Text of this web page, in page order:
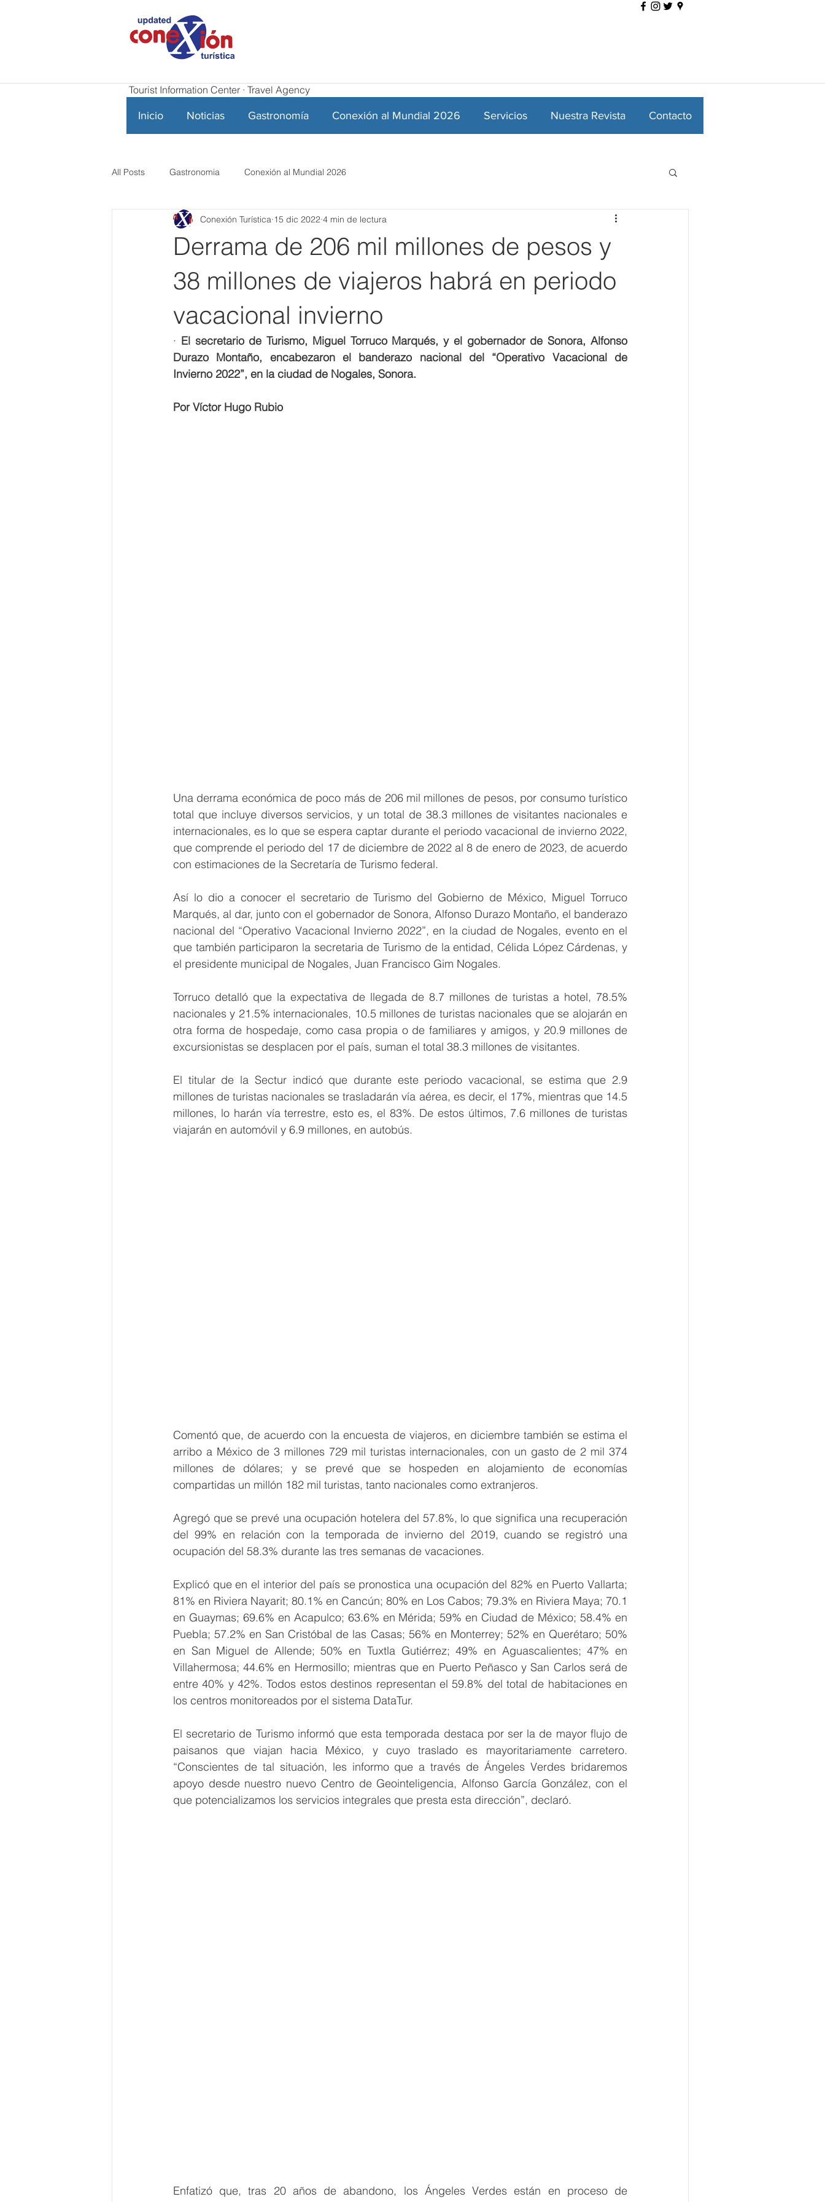
Tourist Information Center · Travel Agency
Inicio Noticias Gastronomía Conexión al Mundial 2026 Servicios Nuestra Revista Contacto
All Posts Gastronomia Conexión al Mundial 2026
Derrama de 206 mil millones de pesos y
38 millones de viajeros habrá en periodo
vacacional invierno
Conexión Turística 15 dic 2022 4 min de lectura
· El secretario de Turismo, Miguel Torruco Marqués, y el gobernador de Sonora, Alfonso
Durazo Montaño, encabezaron el banderazo nacional del “Operativo Vacacional de
Invierno 2022”, en la ciudad de Nogales, Sonora.
Por Víctor Hugo Rubio
Una derrama económica de poco más de 206 mil millones de pesos, por consumo turístico
total que incluye diversos servicios, y un total de 38.3 millones de visitantes nacionales e
internacionales, es lo que se espera captar durante el periodo vacacional de invierno 2022,
que comprende el periodo del 17 de diciembre de 2022 al 8 de enero de 2023, de acuerdo
con estimaciones de la Secretaría de Turismo federal.
Así lo dio a conocer el secretario de Turismo del Gobierno de México, Miguel Torruco
Marqués, al dar, junto con el gobernador de Sonora, Alfonso Durazo Montaño, el banderazo
nacional del “Operativo Vacacional Invierno 2022”, en la ciudad de Nogales, evento en el
que también participaron la secretaria de Turismo de la entidad, Célida López Cárdenas, y
el presidente municipal de Nogales, Juan Francisco Gim Nogales.
Torruco detalló que la expectativa de llegada de 8.7 millones de turistas a hotel, 78.5%
nacionales y 21.5% internacionales, 10.5 millones de turistas nacionales que se alojarán en
otra forma de hospedaje, como casa propia o de familiares y amigos, y 20.9 millones de
excursionistas se desplacen por el país, suman el total 38.3 millones de visitantes.
El titular de la Sectur indicó que durante este periodo vacacional, se estima que 2.9
millones de turistas nacionales se trasladarán vía aérea, es decir, el 17%, mientras que 14.5
millones, lo harán vía terrestre, esto es, el 83%. De estos últimos, 7.6 millones de turistas
viajarán en automóvil y 6.9 millones, en autobús.
Comentó que, de acuerdo con la encuesta de viajeros, en diciembre también se estima el
arribo a México de 3 millones 729 mil turistas internacionales, con un gasto de 2 mil 374
millones de dólares; y se prevé que se hospeden en alojamiento de economías
compartidas un millón 182 mil turistas, tanto nacionales como extranjeros.
Agregó que se prevé una ocupación hotelera del 57.8%, lo que significa una recuperación
del 99% en relación con la temporada de invierno del 2019, cuando se registró una
ocupación del 58.3% durante las tres semanas de vacaciones.
Explicó que en el interior del país se pronostica una ocupación del 82% en Puerto Vallarta;
81% en Riviera Nayarit; 80.1% en Cancún; 80% en Los Cabos; 79.3% en Riviera Maya; 70.1
en Guaymas; 69.6% en Acapulco; 63.6% en Mérida; 59% en Ciudad de México; 58.4% en
Puebla; 57.2% en San Cristóbal de las Casas; 56% en Monterrey; 52% en Querétaro; 50%
en San Miguel de Allende; 50% en Tuxtla Gutiérrez; 49% en Aguascalientes; 47% en
Villahermosa; 44.6% en Hermosillo; mientras que en Puerto Peñasco y San Carlos será de
entre 40% y 42%. Todos estos destinos representan el 59.8% del total de habitaciones en
los centros monitoreados por el sistema DataTur.
El secretario de Turismo informó que esta temporada destaca por ser la de mayor flujo de
paisanos que viajan hacia México, y cuyo traslado es mayoritariamente carretero.
“Conscientes de tal situación, les informo que a través de Ángeles Verdes bridaremos
apoyo desde nuestro nuevo Centro de Geointeligencia, Alfonso García González, con el
que potencializamos los servicios integrales que presta esta dirección”, declaró.
Enfatizó que, tras 20 años de abandono, los Ángeles Verdes están en proceso de